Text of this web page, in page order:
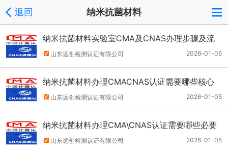
返回 纳米抗菌材料
纳米抗菌材料实验室CMA及CNAS办理步骤及流
程简单说说
2026-01-05
山东远创检测认证有限公司
纳米抗菌材料办理CMACNAS认证需要哪些核心
因素及步骤
2026-01-05
山东远创检测认证有限公司
纳米抗菌材料办理CMA\CNAS认证需要哪些必要
条件？
2026-01-05
山东远创检测认证有限公司